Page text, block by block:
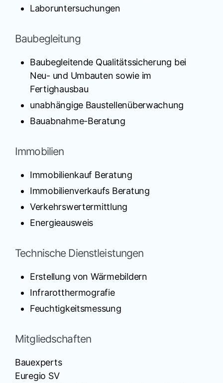
Laboruntersuchungen
Baubegleitung
Baubegleitende Qualitätssicherung bei
Neu- und Umbauten sowie im
Fertighausbau
unabhängige Baustellenüberwachung
Bauabnahme-Beratung
Immobilien
Immobilienkauf Beratung
Immobilienverkaufs Beratung
Verkehrswertermittlung
Energieausweis
Technische Dienstleistungen
Erstellung von Wärmebildern
Infrarotthermografie
Feuchtigkeitsmessung
Mitgliedschaften
Bauexperts
Euregio SV